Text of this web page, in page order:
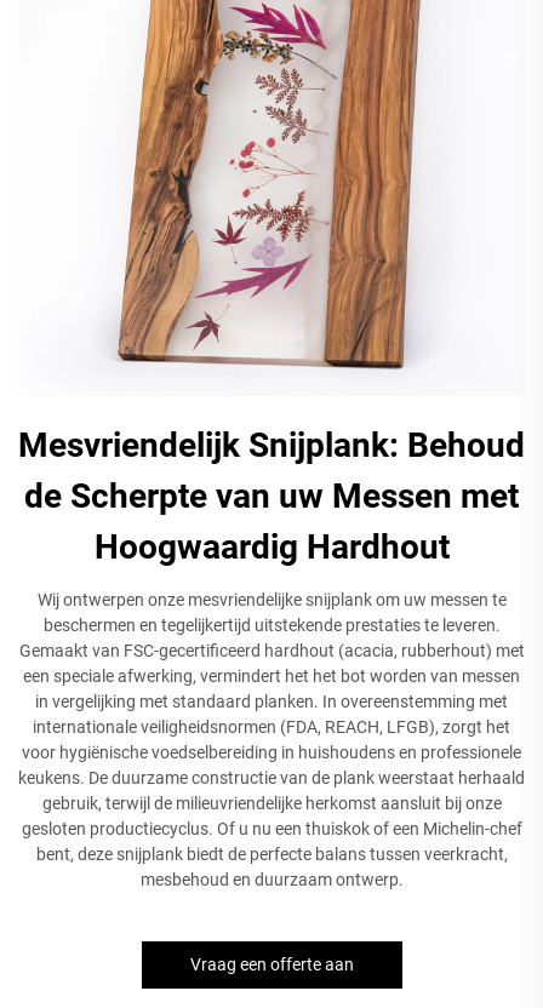
Mesvriendelijk Snijplank: Behoud
de Scherpte van uw Messen met
Hoogwaardig Hardhout
Wij ontwerpen onze mesvriendelijke snijplank om uw messen te
beschermen en tegelijkertijd uitstekende prestaties te leveren.
Gemaakt van FSC-gecertificeerd hardhout (acacia, rubberhout) met
een speciale afwerking, vermindert het het bot worden van messen
in vergelijking met standaard planken. In overeenstemming met
internationale veiligheidsnormen (FDA, REACH, LFGB), zorgt het
voor hygiënische voedselbereiding in huishoudens en professionele
keukens. De duurzame constructie van de plank weerstaat herhaald
gebruik, terwijl de milieuvriendelijke herkomst aansluit bij onze
gesloten productiecyclus. Of u nu een thuiskok of een Michelin-chef
bent, deze snijplank biedt de perfecte balans tussen veerkracht,
mesbehoud en duurzaam ontwerp.
Vraag een offerte aan